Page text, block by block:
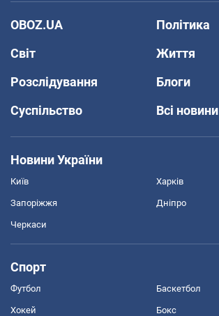
OBOZ.UA
Політика
Світ
Життя
Розслідування
Блоги
Суспільство
Всі новини
Новини України
Київ Харків
Запоріжжя Дніпро
Черкаси
Спорт
Футбол Баскетбол
Хокей Бокс